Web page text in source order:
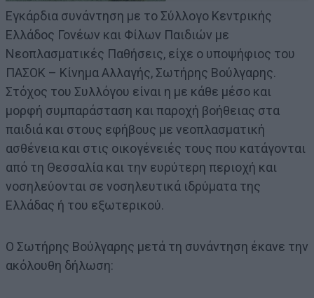
Εγκάρδια συνάντηση με το Σύλλογο Κεντρικής
Ελλάδος Γονέων και Φίλων Παιδιών με
Νεοπλασματικές Παθήσεις, είχε ο υποψήφιος του
ΠΑΣΟΚ – Κίνημα Αλλαγής, Σωτήρης Βούλγαρης.
Στόχος του Συλλόγου είναι η με κάθε μέσο και
μορφή συμπαράσταση και παροχή βοήθειας στα
παιδιά και στους εφήβους με νεοπλασματική
ασθένεια και στις οικογένειές τους που κατάγονται
από τη Θεσσαλία και την ευρύτερη περιοχή και
νοσηλεύονται σε νοσηλευτικά ιδρύματα της
Ελλάδας ή του εξωτερικού.
Ο Σωτήρης Βούλγαρης μετά τη συνάντηση έκανε την
ακόλουθη δήλωση: